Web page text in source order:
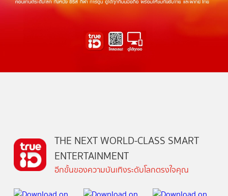
THE NEXT WORLD-CLASS SMART
ENTERTAINMENT
อีกขั้นของความบันเทิงระดับโลกตรงใจคุณ